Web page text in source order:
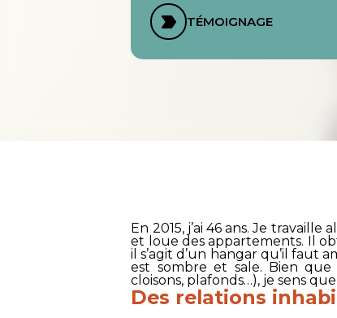
TÉMOIGNAGE
En 2015, j’ai 46 ans. Je
et loue des appartements. Il
il s’agit d’un hangar qu’il faut
est sombre et sale. Bien
cloisons, plafonds…), je sens
Des relations